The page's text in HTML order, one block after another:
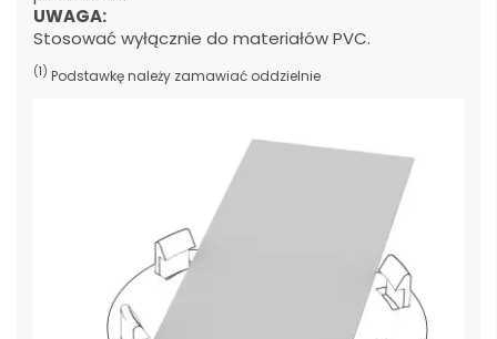
UWAGA:
Stosować wyłącznie do materiałów PVC.
(1) Podstawkę należy zamawiać oddzielnie